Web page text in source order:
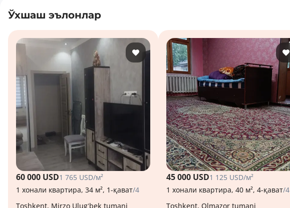
Ўхшаш эълонлар
60 000 USD1 765 USD/м²
1 хонали квартира, 34 м², 1-қават/4
Toshkent, Mirzo Ulugʻbek tumani
45 000 USD1 125 USD/м²
1 хонали квартира, 40 м², 4-қават/4
Toshkent, Olmazor tumani